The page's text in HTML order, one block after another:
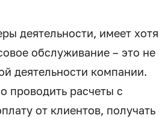
деятельности, имеет хотя
обслуживание – это не
деятельности компании.
проводить расчеты с
от клиентов, получать